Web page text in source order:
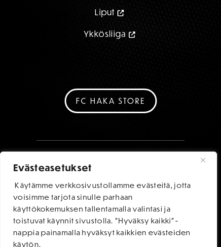
Evästeasetukset
Käytämme verkkosivustollamme evästeitä, jotta
voisimme tarjota sinulle parhaan
käyttökokemuksen tallentamalla valintasi ja
toistuvat käynnit sivustolla. "Hyväksy kaikki"-
nappia painamalla hyväksyt kaikkien evästeiden
käytön.
Liput
Ykkösliiga
FC HAKA STORE